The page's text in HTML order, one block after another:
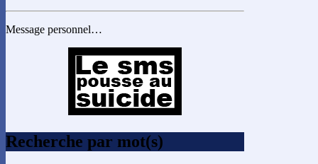
Message personnel…
Recherche par mot(s)